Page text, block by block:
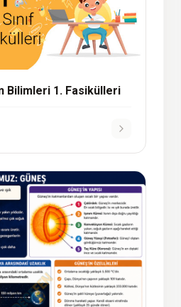
Bilimleri 1. Fasikülleri